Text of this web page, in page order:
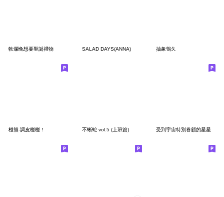
軟爛兔想要聖誕禮物 SALAD DAYS(ANNA) 抽象鴒久
椪熊-調皮椪椪！ 不蜥蛇 vol.5 (上班篇) 受到宇宙特別眷顧的星星